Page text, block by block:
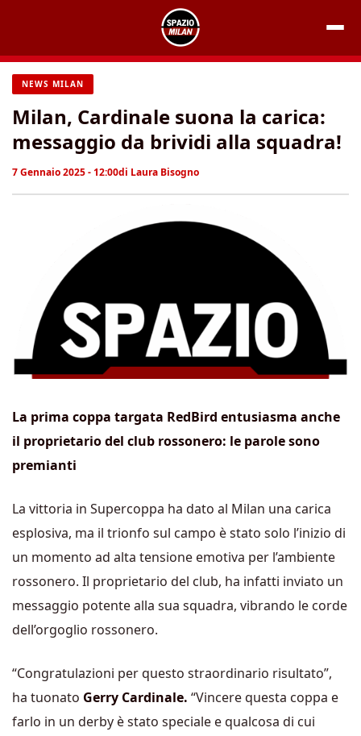
contenuto
NEWS MILAN
Milan, Cardinale suona la carica:
messaggio da brividi alla squadra!
7 Gennaio 2025 - 12:00di Laura Bisogno
La prima coppa targata RedBird entusiasma anche
il proprietario del club rossonero: le parole sono
premianti
La vittoria in Supercoppa ha dato al Milan una carica
esplosiva, ma il trionfo sul campo è stato solo l’inizio di
un momento ad alta tensione emotiva per l’ambiente
rossonero. Il proprietario del club, ha infatti inviato un
messaggio potente alla sua squadra, vibrando le corde
dell’orgoglio rossonero.
“Congratulazioni per questo straordinario risultato”,
ha tuonato Gerry Cardinale. “Vincere questa coppa e
farlo in un derby è stato speciale e qualcosa di cui